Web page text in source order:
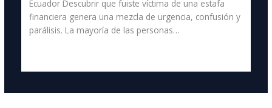
Ecuador Descubrir que fuiste víctima de una estafa
financiera genera una mezcla de urgencia, confusión y
parálisis. La mayoría de las personas…